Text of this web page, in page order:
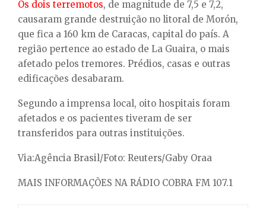
Os dois terremotos, de magnitude de 7,5 e 7,2,
causaram grande destruição no litoral de Morón,
que fica a 160 km de Caracas, capital do país. A
região pertence ao estado de La Guaira, o mais
afetado pelos tremores. Prédios, casas e outras
edificações desabaram.
Segundo a imprensa local, oito hospitais foram
afetados e os pacientes tiveram de ser
transferidos para outras instituições.
Via:Agência Brasil/Foto: Reuters/Gaby Oraa
MAIS INFORMAÇÕES NA RÁDIO COBRA FM 107.1